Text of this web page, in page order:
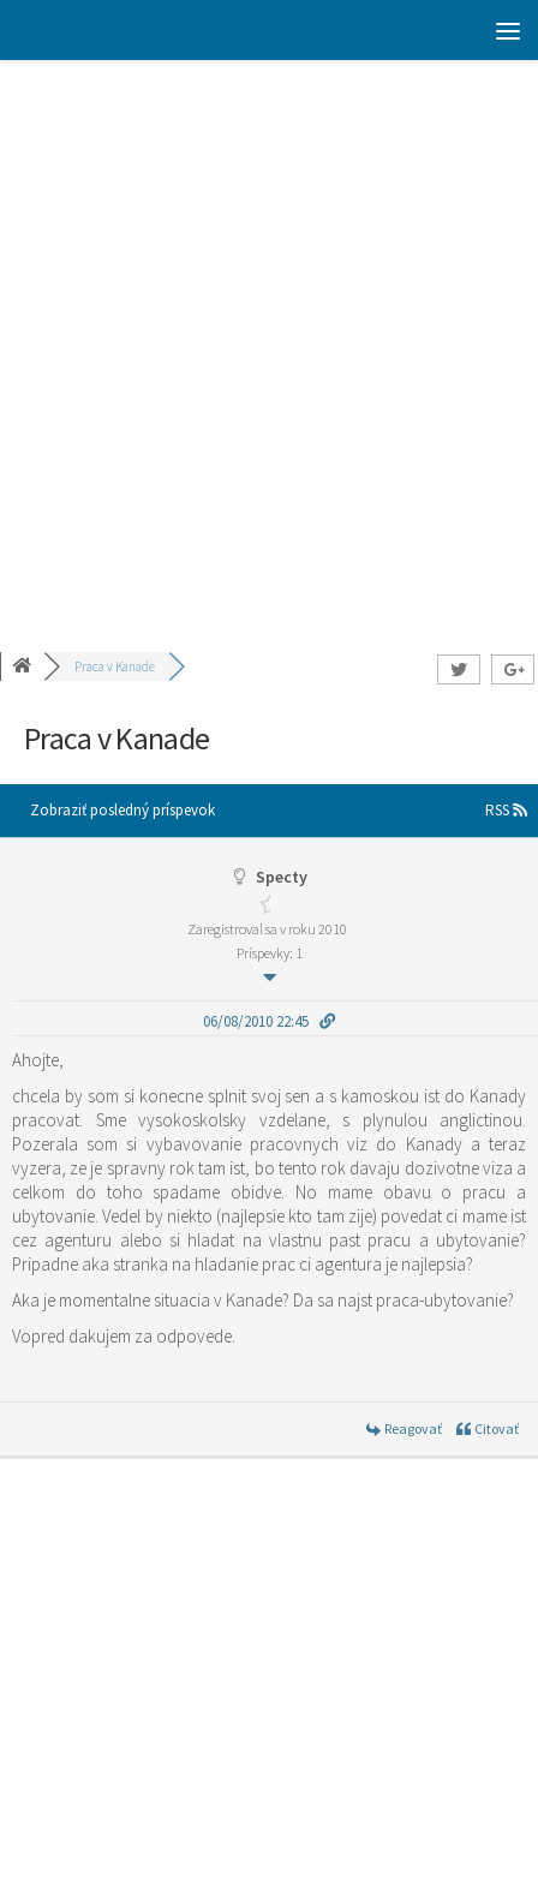
Praca v Kanade
Praca v Kanade
Zobraziť posledný príspevok RSS
Specty
Zaregistroval sa v roku 2010
Príspevky: 1
06/08/2010 22:45
Ahojte,
chcela by som si konecne splnit svoj sen a s kamoskou ist do Kanady
pracovat. Sme vysokoskolsky vzdelane, s plynulou anglictinou.
Pozerala som si vybavovanie pracovnych viz do Kanady a teraz
vyzera, ze je spravny rok tam ist, bo tento rok davaju dozivotne viza a
celkom do toho spadame obidve. No mame obavu o pracu a
ubytovanie. Vedel by niekto (najlepsie kto tam zije) povedat ci mame ist
cez agenturu alebo si hladat na vlastnu past pracu a ubytovanie?
Pripadne aka stranka na hladanie prac ci agentura je najlepsia?
Aka je momentalne situacia v Kanade? Da sa najst praca-ubytovanie?
Vopred dakujem za odpovede.
Reagovať Citovať